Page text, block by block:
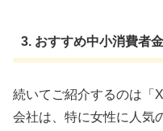
3. おすすめ中小消費者
続いてご紹介するのは「
会社は、特に女性に人気